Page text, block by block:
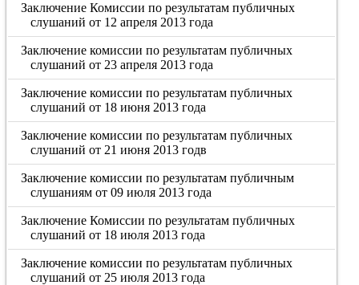
Заключение Комиссии по результатам публичных
слушаний от 12 апреля 2013 года
Заключение комиссии по результатам публичных
слушаний от 23 апреля 2013 года
Заключение комиссии по результатам публичных
слушаний от 18 июня 2013 года
Заключение комиссии по результатам публичных
слушаний от 21 июня 2013 годв
Заключение комиссии по результатам публичным
слушаниям от 09 июля 2013 года
Заключение Комиссии по результатам публичных
слушаний от 18 июля 2013 года
Заключение комиссии по результатам публичных
слушаний от 25 июля 2013 года